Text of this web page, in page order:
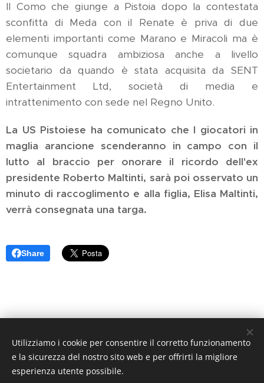
Il Como che giunge a Pistoia dopo la contestata
sconfitta di Meda con il Renate è priva di due
elementi importanti come Marano e Miracoli ma è
comunque squadra ambiziosa anche a livello
societario da quando è stata acquisita da SENT
Entertainment Ltd, società di media e
intrattenimento con sede nel Regno Unito.
La US Pistoiese ha comunicato che l giocatori in
maglia arancione scenderanno in campo con il
lutto al braccio per onorare il ricordo dell'ex
presidente Roberto Maltinti, sarà poi osservato un
minuto di raccoglimento e alla figlia, Elisa Maltinti,
verrà consegnata una targa.
Share
Arancione Magazine - Quotidiano di informazione sportiva -
Reg. Trib. di Pistoia N. 1 / 2017 - Direttore Responsabile:
Athos Querci direttore@arancionemagazine.it
Utilizziamo i cookie per consentire il corretto funzionamento
e la sicurezza del nostro sito web e per offrirti la migliore
esperienza utente possibile.